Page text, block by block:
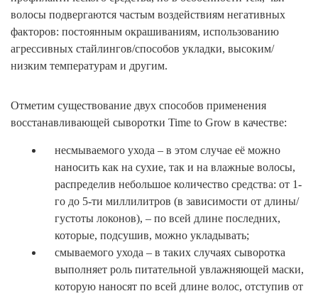
волосы подвергаются частым воздействиям негативных
факторов: постоянным окрашиваниям, использованию
агрессивных стайлингов/способов укладки, высоким/
низким температурам и другим.
Отметим существование двух способов применения
восстанавливающей сыворотки Time to Grow в качестве:
несмываемого ухода – в этом случае её можно
наносить как на сухие, так и на влажные волосы,
распределив небольшое количество средства: от 1-
го до 5-ти миллилитров (в зависимости от длины/
густоты локонов), – по всей длине последних,
которые, подсушив, можно укладывать;
смываемого ухода – в таких случаях сыворотка
выполняет роль питательной увлажняющей маски,
которую наносят по всей длине волос, отступив от